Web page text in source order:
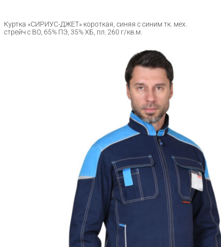
Куртка «СИРИУС-ДЖЕТ» короткая, синяя с синим тк. мех.
стрейч с ВО, 65% ПЭ, 35% ХБ, пл. 260 г/кв.м.